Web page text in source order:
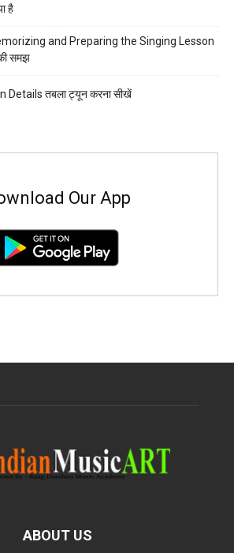
है
and Preparing the Singing Lesson
समझ
Details तबला ट्यून करना सीखें
Our App
ABOUT US